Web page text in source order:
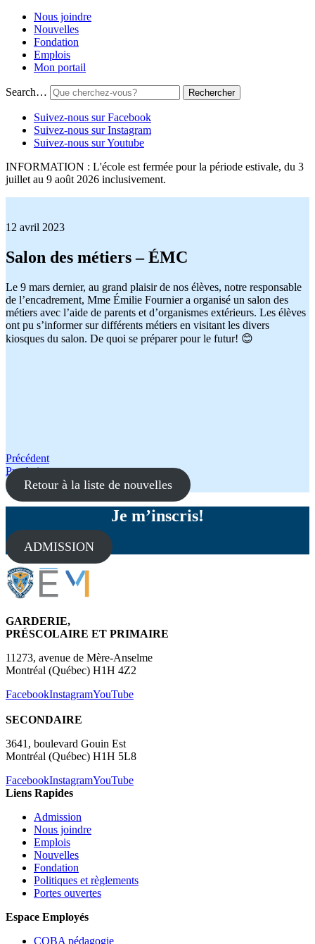
Nous joindre
Nouvelles
Fondation
Emplois
Mon portail
Search…
Suivez-nous sur Facebook
Suivez-nous sur Instagram
Suivez-nous sur Youtube
INFORMATION : L'école est fermée pour la période estivale, du 3
juillet au 9 août 2026 inclusivement.
12 avril 2023
Salon des métiers – ÉMC
Le 9 mars dernier, au grand plaisir de nos élèves, notre responsable
de l’encadrement, Mme Émilie Fournier a organisé un salon des
métiers avec l’aide de parents et d’organismes extérieurs. Les élèves
ont pu s’informer sur différents métiers en visitant les divers
kiosques du salon. De quoi se préparer pour le futur! 😊
Navigation
de
l'article
Précédent
Prochain
Retour à la liste de nouvelles
Je m’inscris!
ADMISSION
GARDERIE,
PRÉSCOLAIRE ET PRIMAIRE
11273, avenue de Mère-Anselme
Montréal (Québec) H1H 4Z2
FacebookInstagramYouTube
SECONDAIRE
3641, boulevard Gouin Est
Montréal (Québec) H1H 5L8
FacebookInstagramYouTube
Liens Rapides
Admission
Nous joindre
Emplois
Nouvelles
Fondation
Politiques et règlements
Portes ouvertes
Espace Employés
COBA pédagogie